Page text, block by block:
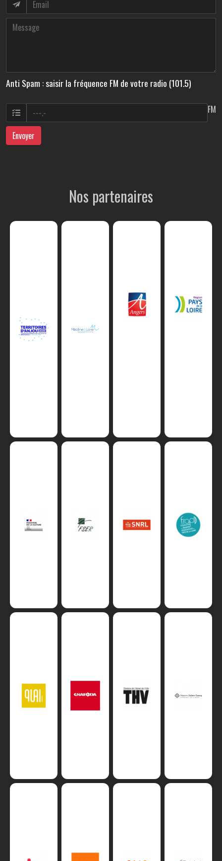
Anti Spam : saisir la fréquence FM de votre radio (101.5)
FM
Envoyer
Nos partenaires